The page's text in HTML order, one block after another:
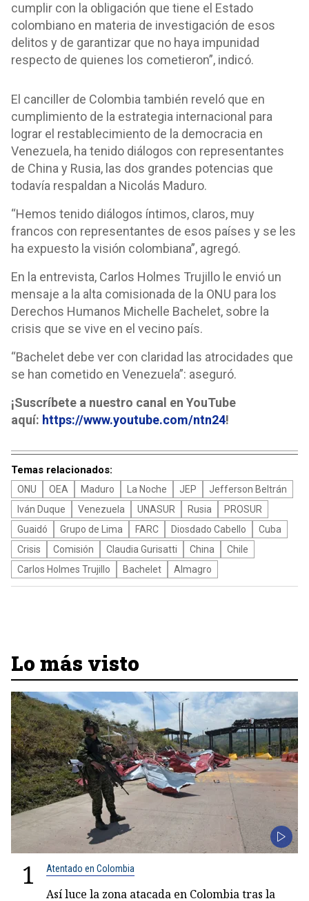
cumplir con la obligación que tiene el Estado
colombiano en materia de investigación de esos
delitos y de garantizar que no haya impunidad
respecto de quienes los cometieron”, indicó.
El canciller de Colombia también reveló que en
cumplimiento de la estrategia internacional para
lograr el restablecimiento de la democracia en
Venezuela, ha tenido diálogos con representantes
de China y Rusia, las dos grandes potencias que
todavía respaldan a Nicolás Maduro.
“Hemos tenido diálogos íntimos, claros, muy
francos con representantes de esos países y se les
ha expuesto la visión colombiana”, agregó.
En la entrevista, Carlos Holmes Trujillo le envió un
mensaje a la alta comisionada de la ONU para los
Derechos Humanos Michelle Bachelet, sobre la
crisis que se vive en el vecino país.
“Bachelet debe ver con claridad las atrocidades que
se han cometido en Venezuela”: aseguró.
¡Suscríbete a nuestro canal en YouTube
aquí: https://www.youtube.com/ntn24!
Temas relacionados:
ONU OEA Maduro La Noche JEP
Jefferson Beltrán
Iván Duque
Venezuela UNASUR Rusia
PROSUR
Guaidó
Grupo de Lima FARC Diosdado Cabello
Cuba
Crisis
Comisión Claudia Gurisatti China
Chile
Carlos Holmes Trujillo
Bachelet Almagro
Lo más visto
1 Atentado en Colombia
Así luce la zona atacada en Colombia tras la